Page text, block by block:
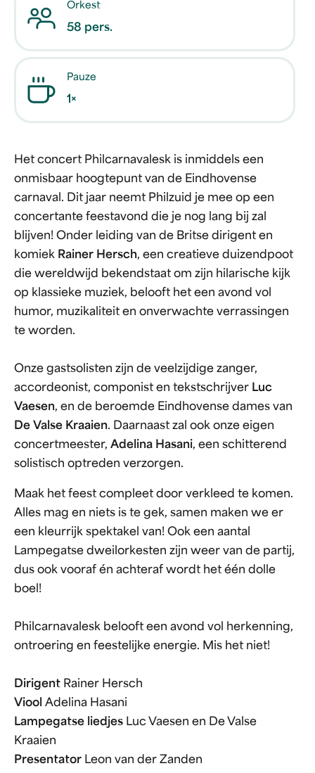
Orkest
58 pers.
Pauze
1×
Het concert Philcarnavalesk is inmiddels een
onmisbaar hoogtepunt van de Eindhovense
carnaval. Dit jaar neemt Philzuid je mee op een
concertante feestavond die je nog lang bij zal
blijven! Onder leiding van de Britse dirigent en
komiek Rainer Hersch, een creatieve duizendpoot
die wereldwijd bekendstaat om zijn hilarische kijk
op klassieke muziek, belooft het een avond vol
humor, muzikaliteit en onverwachte verrassingen
te worden.
Onze gastsolisten zijn de veelzijdige zanger,
accordeonist, componist en tekstschrijver Luc
Vaesen, en de beroemde Eindhovense dames van
De Valse Kraaien. Daarnaast zal ook onze eigen
concertmeester, Adelina Hasani, een schitterend
solistisch optreden verzorgen.
Maak het feest compleet door verkleed te komen.
Alles mag en niets is te gek, samen maken we er
een kleurrijk spektakel van! Ook een aantal
Lampegatse dweilorkesten zijn weer van de partij,
dus ook vooraf én achteraf wordt het één dolle
boel!
Philcarnavalesk belooft een avond vol herkenning,
ontroering en feestelijke energie. Mis het niet!
Dirigent Rainer Hersch
Viool Adelina Hasani
Lampegatse liedjes Luc Vaesen en De Valse
Kraaien
Presentator Leon van der Zanden